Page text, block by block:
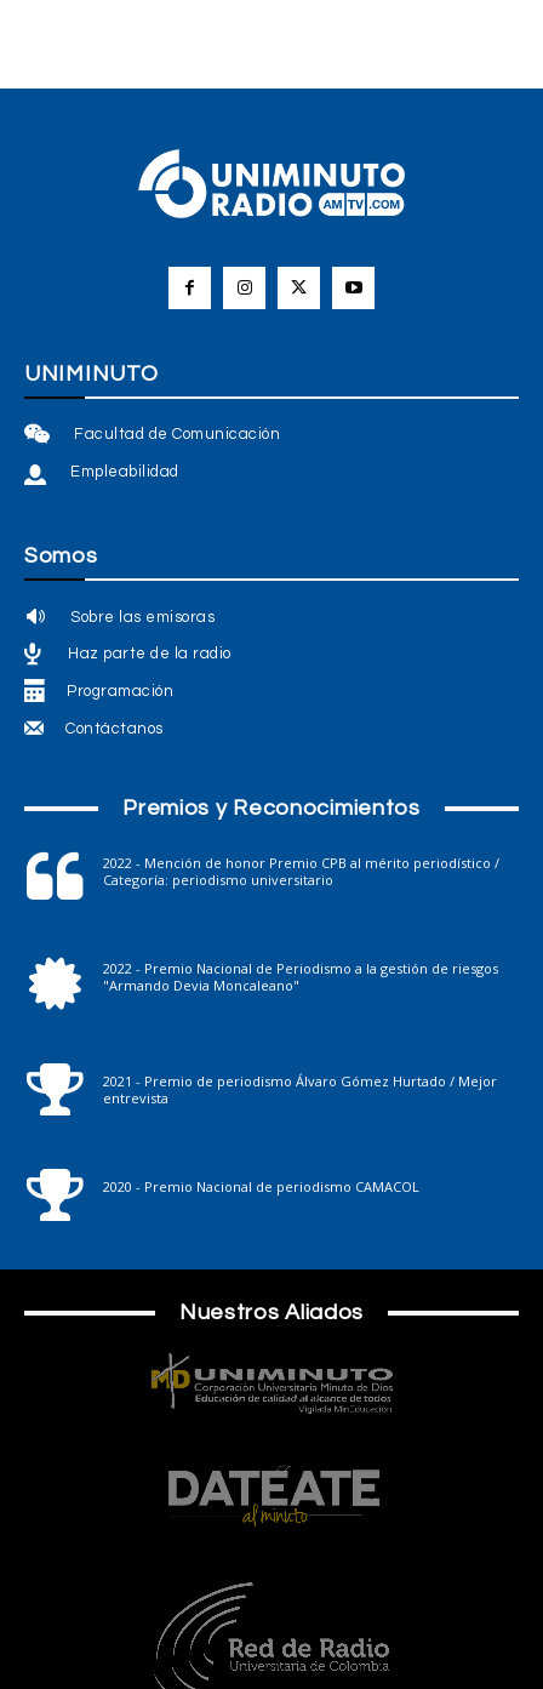
UNIMINUTO
Facultad de Comunicación
Empleabilidad
Somos
Sobre las emisoras
Haz parte de la radio
Programación
Contáctanos
Premios y Reconocimientos
2022 - Mención de honor Premio CPB al mérito periodístico /
Categoría: periodismo universitario
2022 - Premio Nacional de Periodismo a la gestión de riesgos
"Armando Devia Moncaleano"
2021 - Premio de periodismo Álvaro Gómez Hurtado / Mejor
entrevista
2020 - Premio Nacional de periodismo CAMACOL
Nuestros Aliados